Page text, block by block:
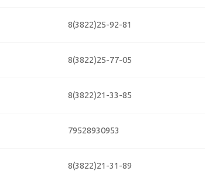
8(3822)25-92-81
8(3822)25-77-05
8(3822)21-33-85
79528930953
8(3822)21-31-89